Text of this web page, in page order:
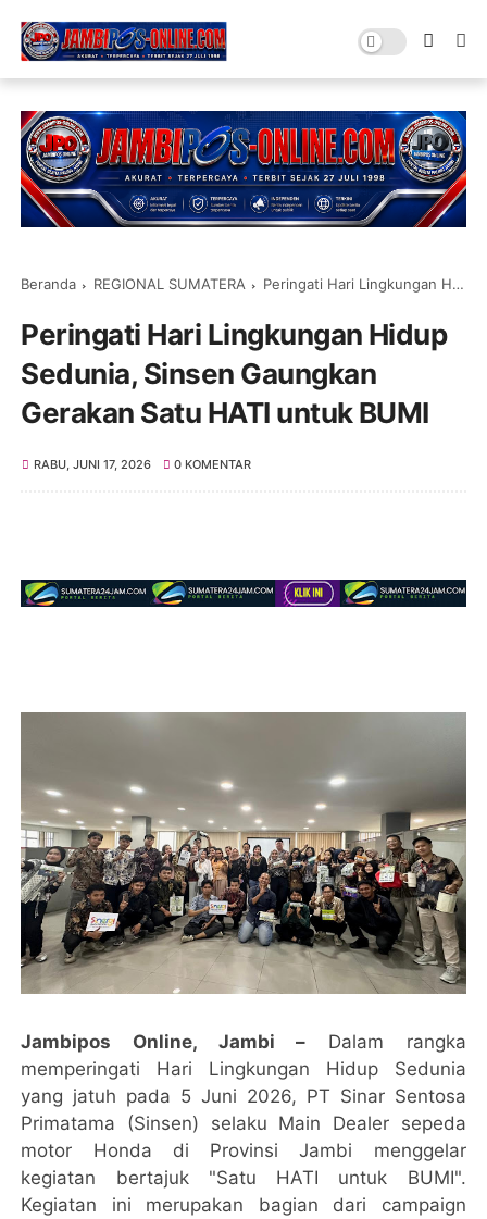
Beranda REGIONAL SUMATERA Peringati Hari Lingkungan Hidup Sedunia, Sinsen Gaungkan Gerakan Satu HATI untuk BUMI
Peringati Hari Lingkungan Hidup
Sedunia, Sinsen Gaungkan
Gerakan Satu HATI untuk BUMI
RABU, JUNI 17, 2026 0 KOMENTAR
Jambipos Online, Jambi – Dalam rangka
memperingati Hari Lingkungan Hidup Sedunia
yang jatuh pada 5 Juni 2026, PT Sinar Sentosa
Primatama (Sinsen) selaku Main Dealer sepeda
motor Honda di Provinsi Jambi menggelar
kegiatan bertajuk "Satu HATI untuk BUMI".
Kegiatan ini merupakan bagian dari campaign